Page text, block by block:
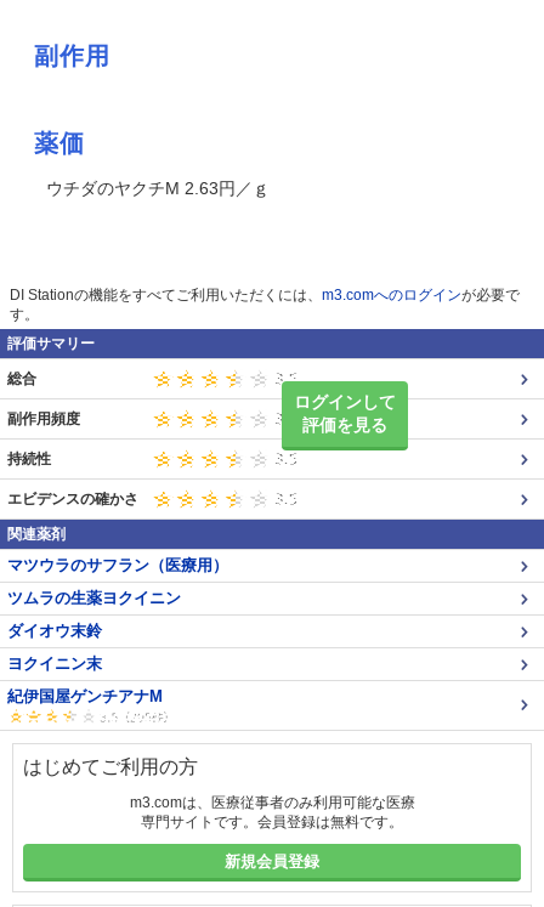
副作用
薬価
ウチダのヤクチM 2.63円／ｇ
DI Stationの機能をすべてご利用いただくには、 m3.comへのログインが必要で
す。
評価サマリー
ログインして
評価を見る
総合
副作用頻度
持続性
エビデンスの確かさ
関連薬剤
マツウラのサフラン（医療用）
ツムラの生薬ヨクイニン
ダイオウ末鈴
ヨクイニン末
紀伊国屋ゲンチアナM
はじめてご利用の方
m3.comは、医療従事者のみ利用可能な医療
専門サイトです。会員登録は無料です。
新規会員登録